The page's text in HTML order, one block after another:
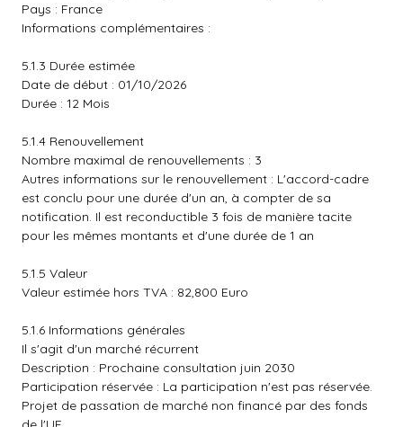
Pays : France
Informations complémentaires :
5.1.3 Durée estimée
Date de début : 01/10/2026
Durée : 12 Mois
5.1.4 Renouvellement
Nombre maximal de renouvellements : 3
Autres informations sur le renouvellement : L'accord-cadre
est conclu pour une durée d'un an, à compter de sa
notification. Il est reconductible 3 fois de manière tacite
pour les mêmes montants et d'une durée de 1 an
5.1.5 Valeur
Valeur estimée hors TVA : 82,800 Euro
5.1.6 Informations générales
Il s'agit d'un marché récurrent
Description : Prochaine consultation juin 2030
Participation réservée : La participation n'est pas réservée.
Projet de passation de marché non financé par des fonds